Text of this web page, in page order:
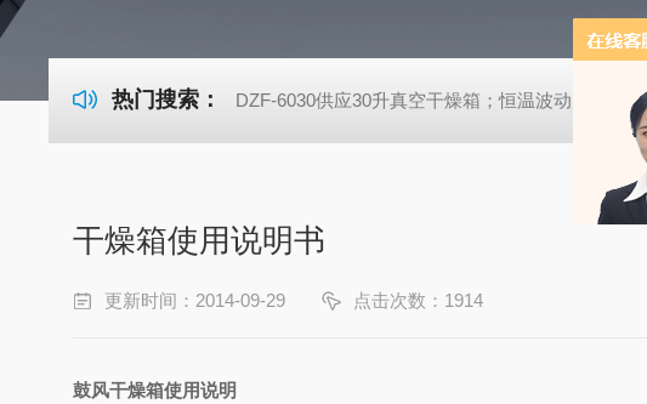
热门搜索： DZF-6030供应30升真空干燥箱；恒温波动度:±0.5℃
干燥箱使用说明书
更新时间：2014-09-29 点击次数：1914
鼓风干燥箱使用说明